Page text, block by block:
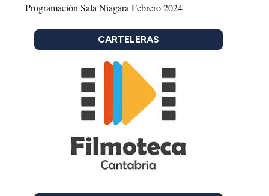
Programación Sala Niagara Febrero 2024
CARTELERAS